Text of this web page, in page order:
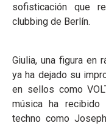
sofisticación que
clubbing de Berlín.
Giulia, una figura en
ya ha dejado su
en sellos como
música ha
techno como